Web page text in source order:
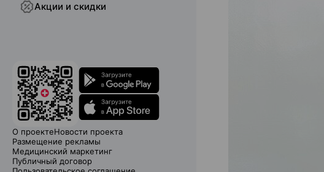
Акции и скидки
О проектеНовости проекта
Размещение рекламы
Медицинский маркетинг
Публичный договор